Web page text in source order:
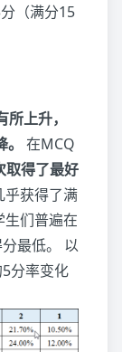
（满分15
上升，
在MCQ
取得了最好
乎获得了满
生们普遍在
最低。 以
分率变化